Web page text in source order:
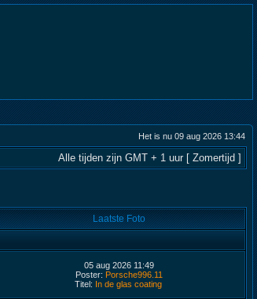
Het is nu 09 aug 2026 13:44
Alle tijden zijn GMT + 1 uur [ Zomertijd ]
Laatste Foto
05 aug 2026 11:49
Poster: Porsche996.11
Titel: In de glas coating